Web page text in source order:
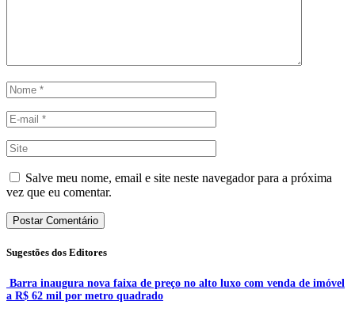
Salve meu nome, email e site neste navegador para a próxima
vez que eu comentar.
Sugestões dos Editores
Barra inaugura nova faixa de preço no alto luxo com venda de imóvel
a R$ 62 mil por metro quadrado